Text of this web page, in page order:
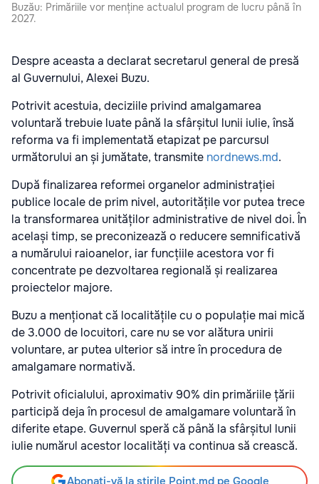
Buzău: Primăriile vor menține actualul program de lucru până în
2027.
Despre aceasta a declarat secretarul general de presă
al Guvernului, Alexei Buzu.
Potrivit acestuia, deciziile privind amalgamarea
voluntară trebuie luate până la sfârșitul lunii iulie, însă
reforma va fi implementată etapizat pe parcursul
următorului an și jumătate, transmite nordnews.md.
După finalizarea reformei organelor administrației
publice locale de prim nivel, autoritățile vor putea trece
la transformarea unităților administrative de nivel doi. În
același timp, se preconizează o reducere semnificativă
a numărului raioanelor, iar funcțiile acestora vor fi
concentrate pe dezvoltarea regională și realizarea
proiectelor majore.
Buzu a menționat că localitățile cu o populație mai mică
de 3.000 de locuitori, care nu se vor alătura unirii
voluntare, ar putea ulterior să intre în procedura de
amalgamare normativă.
Potrivit oficialului, aproximativ 90% din primăriile țării
participă deja în procesul de amalgamare voluntară în
diferite etape. Guvernul speră că până la sfârșitul lunii
iulie numărul acestor localități va continua să crească.